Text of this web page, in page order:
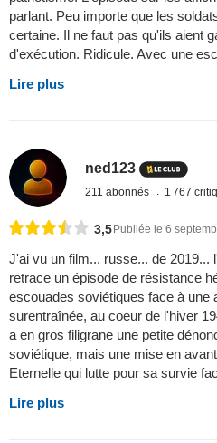
parlant. Peu importe que les
certaine. Il ne faut pas qu'ils aient
d'exécution. Ridicule. Avec une
Lire plus
ned123
211 abonnés 1 767
3,5 Publiée le 6
J'ai vu un film... russe... de 2019...
retrace un épisode de résistance
escouades soviétiques face à une
surentraînée, au coeur de l'hiver
a en gros filigrane une petite
soviétique, mais une mise en
Eternelle qui lutte pour sa survie
Lire plus